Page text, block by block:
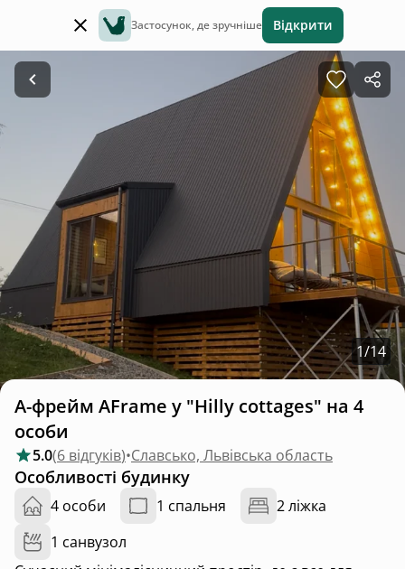
Застосунок, де зручніше Відкрити
1/14
А-фрейм AFrame у "Hilly cottages" на 4
особи
5.0(6 відгуків)•Славсько, Львівська область
Особливості будинку
4 особи 1 спальня
2 ліжка
1 санвузол